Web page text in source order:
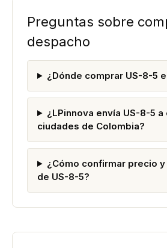
Preguntas sobre
despacho
¿Dónde comprar US-8-5
¿LPinnova envía US-8-5 a
ciudades de Colombia?
¿Cómo confirmar precio
de US-8-5?